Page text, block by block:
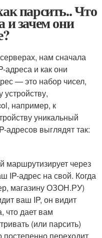
парсить.. Что
и зачем они
нам сначала
адреса и как они
— это набор чисел,
например, к
уникальный
адресов выглядят так:
маршрутизирует через
IP-адрес на свой. Когда
магазину ОЗОН.РУ)
ваш IP, он видит
что дает вам
(или парсить)